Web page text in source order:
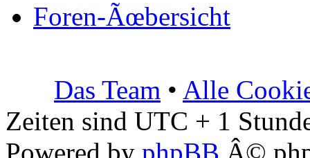
Foren-Ãœbersicht
Das Team • Alle
Zeiten sind UTC + 1
Powered by phpBB Â©